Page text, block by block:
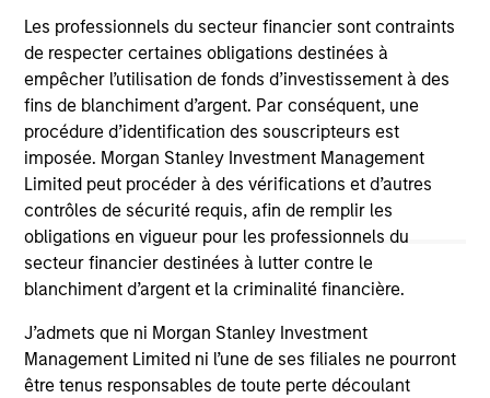
Les professionnels du secteur financier sont contraints
de respecter certaines obligations destinées à
empêcher l’utilisation de fonds d’investissement à des
fins de blanchiment d’argent. Par conséquent, une
procédure d’identification des souscripteurs est
imposée. Morgan Stanley Investment Management
Limited peut procéder à des vérifications et d’autres
contrôles de sécurité requis, afin de remplir les
obligations en vigueur pour les professionnels du
secteur financier destinées à lutter contre le
blanchiment d’argent et la criminalité financière.
J’admets que ni Morgan Stanley Investment
Management Limited ni l’une de ses filiales ne pourront
être tenus responsables de toute perte découlant
ARTICLE
Stablecoins – Modernizing financial
infrastructure
Stablecoins are reshaping global finance by
combining fiat stability with blockchain speed.
Regulatory clarity will boost institutional
dollar’s dominance.